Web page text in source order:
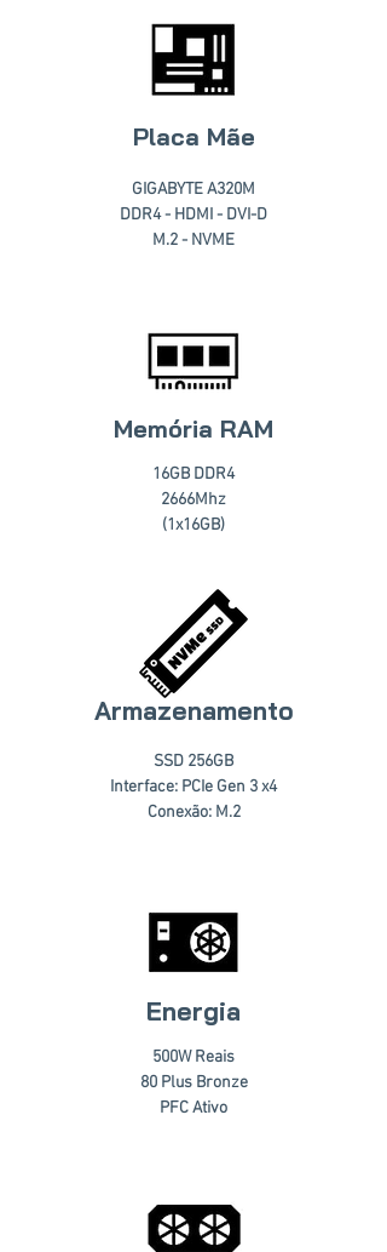
Placa Mãe
GIGABYTE A320M
DDR4 - HDMI - DVI-D
M.2 - NVME
Memória RAM
16GB DDR4
2666Mhz
(1x16GB)
Armazenamento
SSD 256GB
Interface: PCIe Gen 3 x4
Conexão: M.2
Energia
500W Reais
80 Plus Bronze
PFC Ativo